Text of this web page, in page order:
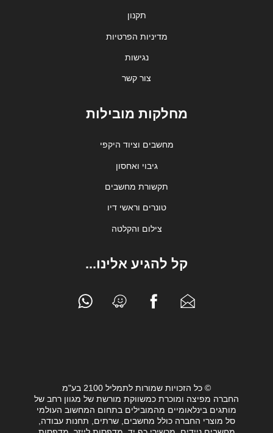
תקנון
מדיניות הפרטיות
נגישות
צור קשר
מחלקות מובילות
מחשבים וציוד היקפי
גיבוי ואחסון
תקשורת מחשבים
טונרים וראשי דיו
צילום והקלטה
קל להגיע אלינו...
© כל הזכויות שמורות לתמליל 2100 בע"מ
החברה מפיצה ומוכרת כמשווקת מורשת של מגוון רחב של
מותגים בינלאומיים מהמובילים בתחום המחשוב העולמי
סל מוצרי החברה כולל מחשבים, שרתים, תחנות עבודה,